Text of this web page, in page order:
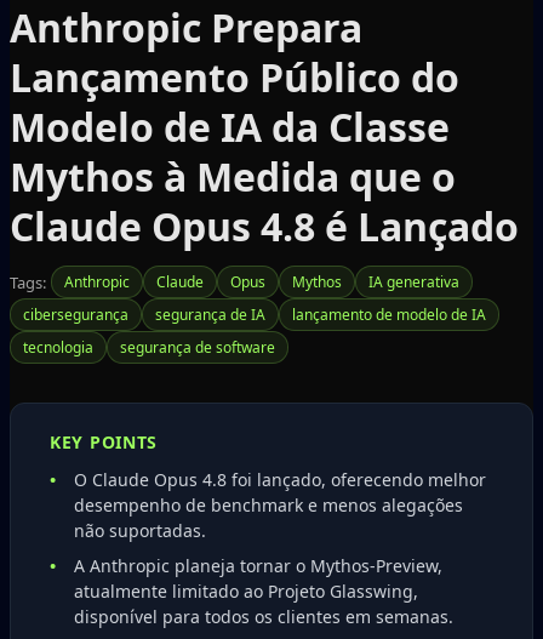
Anthropic Prepara
Lançamento Público do
Modelo de IA da Classe
Mythos à Medida que o
Claude Opus 4.8 é Lançado
Tags: Anthropic Claude Opus Mythos
IA generativa
cibersegurança
segurança de IA
lançamento de modelo de IA
tecnologia
segurança de software
KEY POINTS
O Claude Opus 4.8 foi lançado, oferecendo melhor
desempenho de benchmark e menos alegações
não suportadas.
A Anthropic planeja tornar o Mythos-Preview,
atualmente limitado ao Projeto Glasswing,
disponível para todos os clientes em semanas.